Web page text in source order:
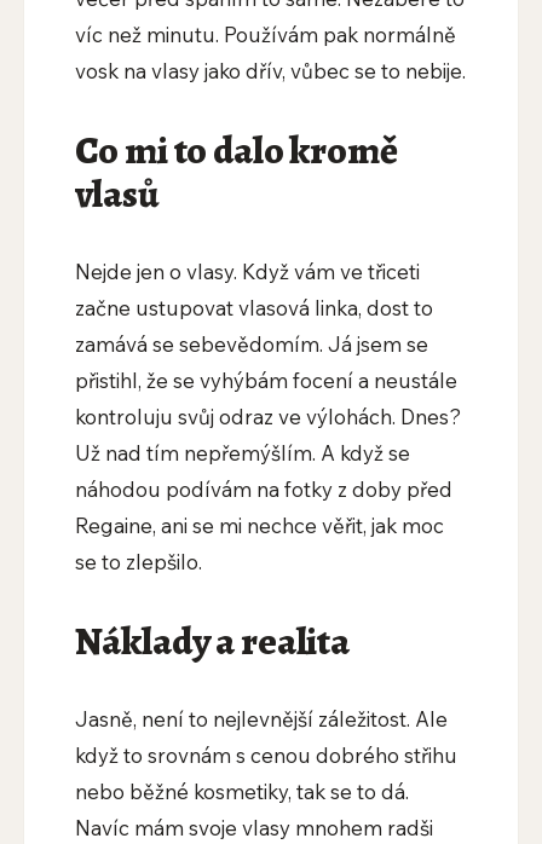
víc než minutu. Používám pak normálně
vosk na vlasy jako dřív, vůbec se to nebije.
Co mi to dalo kromě
vlasů
Nejde jen o vlasy. Když vám ve třiceti
začne ustupovat vlasová linka, dost to
zamává se sebevědomím. Já jsem se
přistihl, že se vyhýbám focení a neustále
kontroluju svůj odraz ve výlohách. Dnes?
Už nad tím nepřemýšlím. A když se
náhodou podívám na fotky z doby před
Regaine, ani se mi nechce věřit, jak moc
se to zlepšilo.
Náklady a realita
Jasně, není to nejlevnější záležitost. Ale
když to srovnám s cenou dobrého střihu
nebo běžné kosmetiky, tak se to dá.
Navíc mám svoje vlasy mnohem radši